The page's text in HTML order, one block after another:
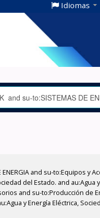
Idiomas
and su-to:Equipos y
del Estado. and au:Agua
and su-to:Producción de
y Energía Eléctrica,